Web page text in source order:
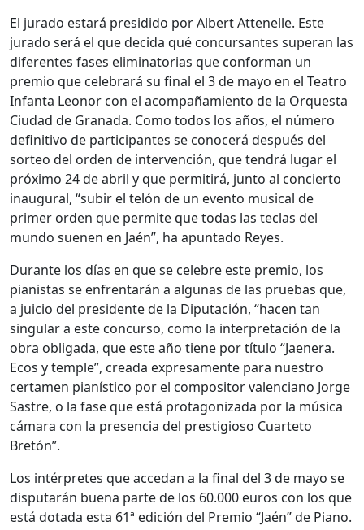
El jurado estará presidido por Albert Attenelle. Este
jurado será el que decida qué concursantes superan las
diferentes fases eliminatorias que conforman un
premio que celebrará su final el 3 de mayo en el Teatro
Infanta Leonor con el acompañamiento de la Orquesta
Ciudad de Granada. Como todos los años, el número
definitivo de participantes se conocerá después del
sorteo del orden de intervención, que tendrá lugar el
próximo 24 de abril y que permitirá, junto al concierto
inaugural, “subir el telón de un evento musical de
primer orden que permite que todas las teclas del
mundo suenen en Jaén”, ha apuntado Reyes.
Durante los días en que se celebre este premio, los
pianistas se enfrentarán a algunas de las pruebas que,
a juicio del presidente de la Diputación, “hacen tan
singular a este concurso, como la interpretación de la
obra obligada, que este año tiene por título “Jaenera.
Ecos y temple”, creada expresamente para nuestro
certamen pianístico por el compositor valenciano Jorge
Sastre, o la fase que está protagonizada por la música
cámara con la presencia del prestigioso Cuarteto
Bretón”.
Los intérpretes que accedan a la final del 3 de mayo se
disputarán buena parte de los 60.000 euros con los que
está dotada esta 61ª edición del Premio “Jaén” de Piano.